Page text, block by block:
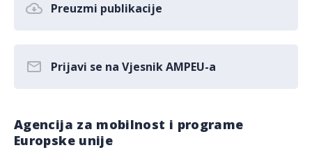
Preuzmi publikacije
Prijavi se na Vjesnik AMPEU-a
Agencija za mobilnost i programe
Europske unije